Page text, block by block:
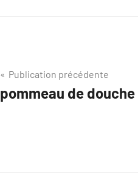
Navigation
de
Publication précédente
pommeau de